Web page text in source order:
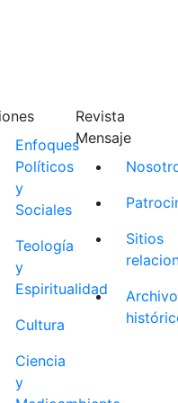
Enfoques
Políticos
y
Sociales
Teología
y
Espiritualidad
Cultura
Ciencia
y
Revista
Mensaje
Sitios
Archivo